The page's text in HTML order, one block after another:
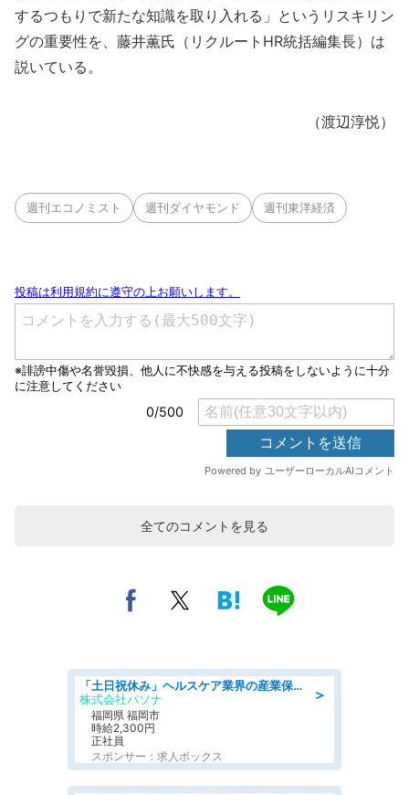
するつもりで新たな知識を取り入れる」というリスキリン
グの重要性を、藤井薫氏（リクルートHR統括編集長）は
説いている。
（渡辺淳悦）
週刊エコノミスト 週刊ダイヤモンド 週刊東洋経済
全てのコメントを見る
＞
「土日祝休み」ヘルスケア業界の産業保健師/高時給/未経験OK/要資格:保健師、正看護師
株式会社パソナ
福岡県 福岡市
時給2,300円
正社員
スポンサー：求人ボックス